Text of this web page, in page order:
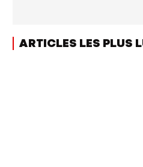
ARTICLES LES PLUS